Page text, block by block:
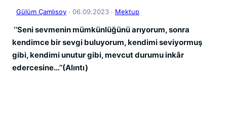
Gülüm Çamlısoy · 06.09.2023 · Mektup
‘’Seni sevmenin mümkünlüğünü arıyorum, sonra
kendimce bir sevgi buluyorum, kendimi seviyormuş
gibi, kendimi unutur gibi, mevcut durumu inkâr
edercesine…’’(Alıntı)